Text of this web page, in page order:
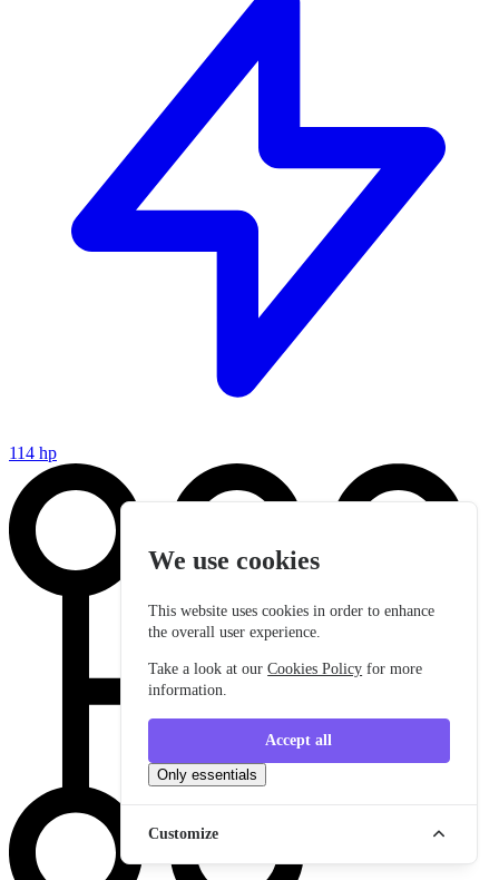
We use cookies
This website uses cookies in order to enhance
the overall user experience.
Take a look at ourCookies Policy for more
information.
Accept all
Only essentials
Customize
114 hp